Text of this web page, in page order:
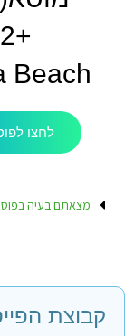
+201090411672
Beach
לחצו
מצאתם בעיה
קבוצת